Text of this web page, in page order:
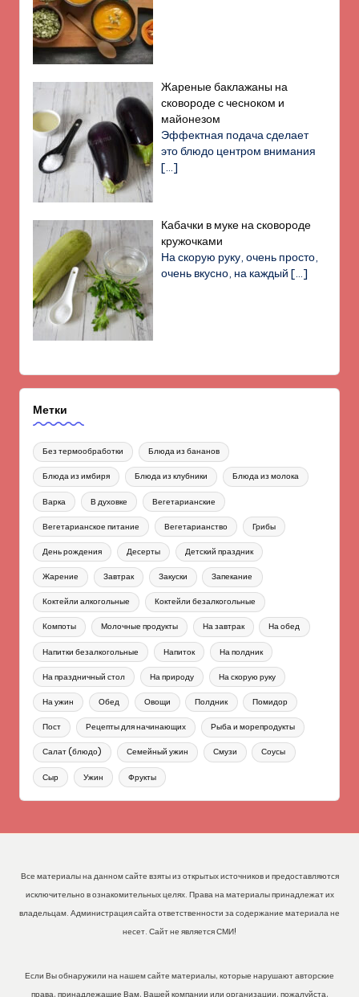
Жареные баклажаны на
сковороде с чесноком и
майонезом
Эффектная подача сделает
это блюдо центром внимания
[…]
Кабачки в муке на сковороде
кружочками
На скорую руку, очень просто,
очень вкусно, на каждый[…]
Метки
Без термообработки Блюда из бананов
Блюда из имбиря Блюда из клубники Блюда из молока
Варка В духовке Вегетарианские
Вегетарианское питание Вегетарианство Грибы
День рождения Десерты Детский праздник
Жарение Завтрак Закуски Запекание
Коктейли алкогольные Коктейли безалкогольные
Компоты Молочные продукты На завтрак На обед
Напитки безалкогольные Напиток На полдник
На праздничный стол На природу На скорую руку
На ужин Обед Овощи Полдник Помидор
Пост Рецепты для начинающих Рыба и морепродукты
Салат (блюдо) Семейный ужин Смузи Соусы
Сыр Ужин Фрукты
Все материалы на данном сайте взяты из открытых источников и предоставляются
исключительно в ознакомительных целях. Права на материалы принадлежат их
владельцам. Администрация сайта ответственности за содержание материала не
несет. Сайт не является СМИ!
Если Вы обнаружили на нашем сайте материалы, которые нарушают авторские
права, принадлежащие Вам, Вашей компании или организации, пожалуйста,